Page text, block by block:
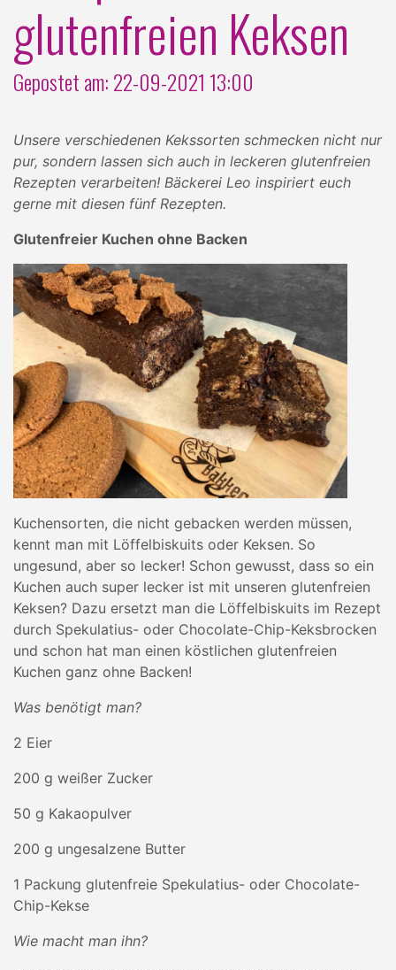
glutenfreien Keksen
Gepostet am: 22-09-2021 13:00
Unsere verschiedenen Kekssorten schmecken nicht nur
pur, sondern lassen sich auch in leckeren glutenfreien
Rezepten verarbeiten! Bäckerei Leo inspiriert euch
gerne mit diesen fünf Rezepten.
Glutenfreier Kuchen ohne Backen
Kuchensorten, die nicht gebacken werden müssen,
kennt man mit Löffelbiskuits oder Keksen. So
ungesund, aber so lecker! Schon gewusst, dass so ein
Kuchen auch super lecker ist mit unseren glutenfreien
Keksen? Dazu ersetzt man die Löffelbiskuits im Rezept
durch Spekulatius- oder Chocolate-Chip-Keksbrocken
und schon hat man einen köstlichen glutenfreien
Kuchen ganz ohne Backen!
Was benötigt man?
2 Eier
200 g weißer Zucker
50 g Kakaopulver
200 g ungesalzene Butter
1 Packung glutenfreie Spekulatius- oder Chocolate-
Chip-Kekse
Wie macht man ihn?